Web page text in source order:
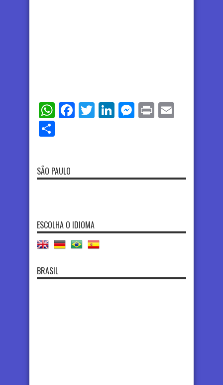
WhatsApp
Facebook
TwitterLinkedIn
Messenger
Print
SÃO PAULO
ESCOLHA O IDIOMA
BRASIL